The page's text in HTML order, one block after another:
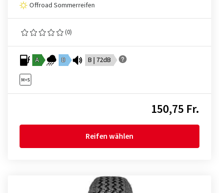
Offroad Sommerreifen
(0)
A D B | 72dB
150,75 Fr.
Reifen wählen